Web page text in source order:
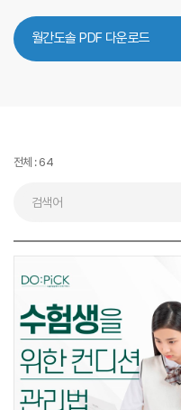
월간도솔 PDF 다운로드
전체 : 64